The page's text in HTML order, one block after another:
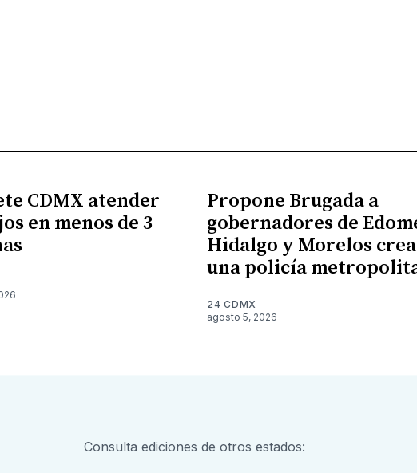
CDMX atender
en menos de 3
Propone Brugada a
gobernadores de
Hidalgo y Morelos
una policía
24 CDMX
agosto 5, 2026
Consulta ediciones de otros estados: